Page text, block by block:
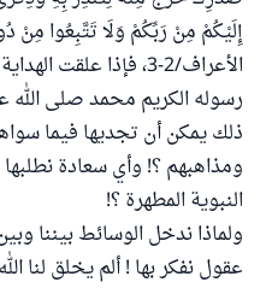
إِلَيْكُمْ مِنْ رَبِّكُمْ وَلَا تَتَّبِعُوا مِنْ
الأعراف/2-3، فإذا علقت
رسوله الكريم محمد صلى الله
ذلك يمكن أن تجديها فيما
ومذاهبهم ؟! وأي سعادة
النبوية المطهرة ؟!
ولماذا ندخل الوسائط بيننا
عقول نفكر بها ! ألم يخلق لنا